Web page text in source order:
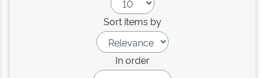
Sort items by
In order